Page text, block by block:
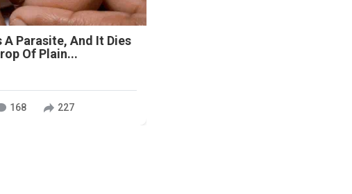
A Parasite, And It Dies
Of Plain...
168 227